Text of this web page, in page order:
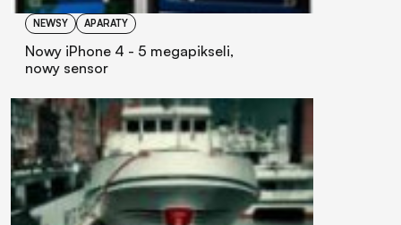
NEWSY APARATY
Nowy iPhone 4 - 5 megapikseli,
nowy sensor